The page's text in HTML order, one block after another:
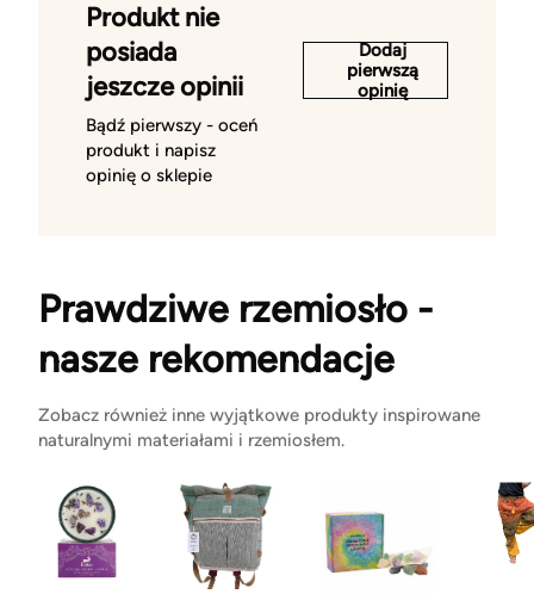
Produkt nie
posiada
jeszcze opinii
Bądź pierwszy - oceń
produkt i napisz
opinię o sklepie
Dodaj
pierwszą
opinię
Prawdziwe rzemiosło -
nasze rekomendacje
Zobacz również inne wyjątkowe produkty inspirowane
naturalnymi materiałami i rzemiosłem.